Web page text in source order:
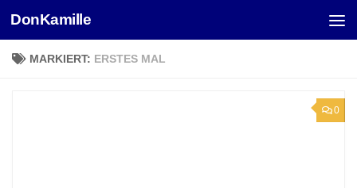
Unter dem Inhalt
DonKamille
MARKIERT: ERSTES MAL
0